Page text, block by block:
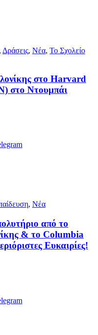
, Δράσεις, Νέα, Το Σχολείο
στο Harvard
στο Ντουμπάι
, Νέα
από το
& το Columbia
Ευκαιρίες!